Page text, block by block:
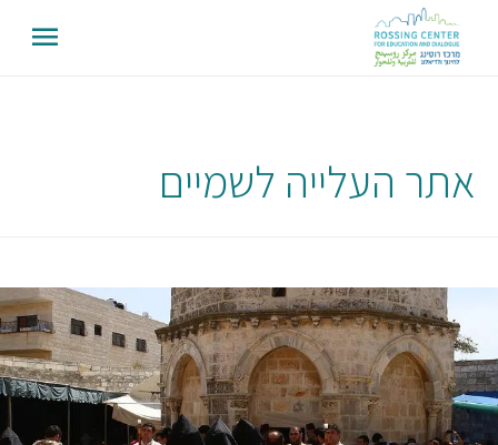
אתר העלייה לשמיים